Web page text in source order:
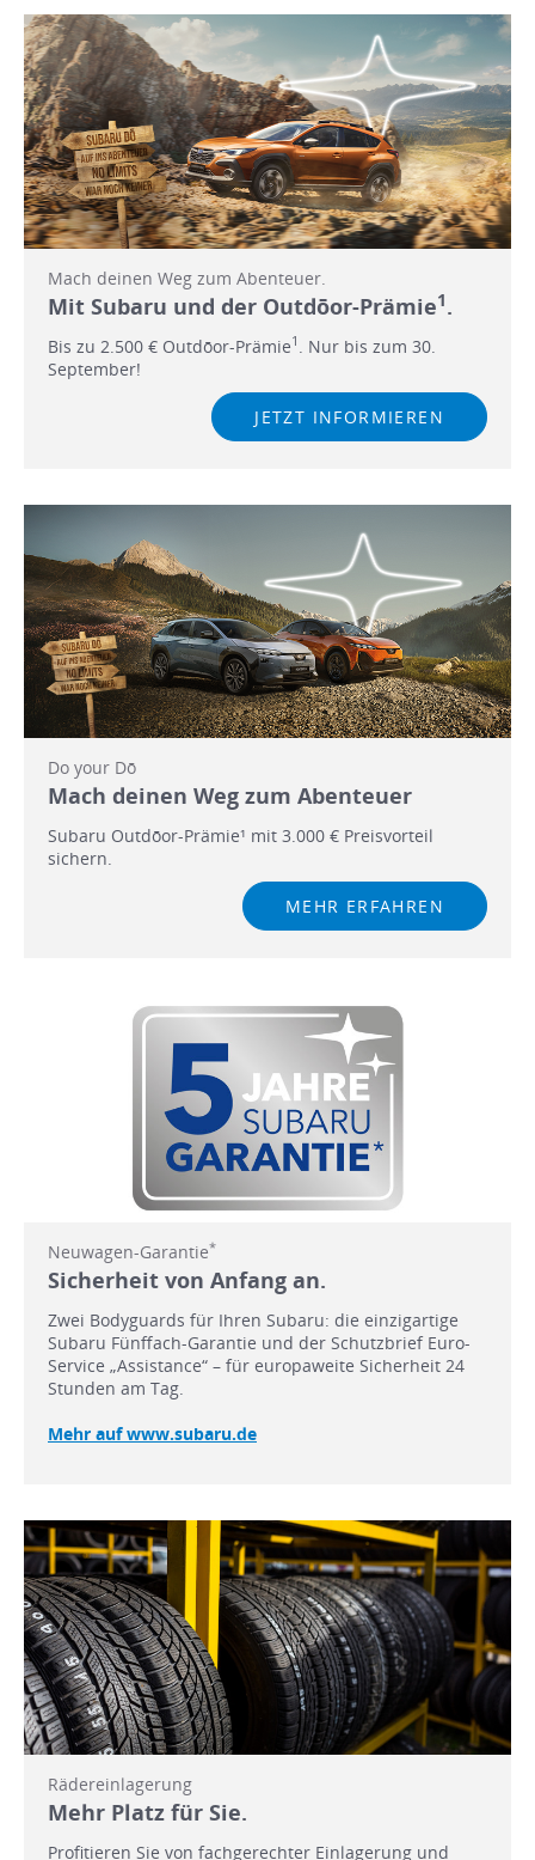
Mach deinen Weg zum Abenteuer.
Mit Subaru und der Outdōor-Prämie1.
Bis zu 2.500 € Outdōor-Prämie1
. Nur bis zum 30.
September!
JETZT INFORMIEREN
Do your Dō
Mach deinen Weg zum Abenteuer
Subaru Outdōor-Prämie¹ mit 3.000 € Preisvorteil
sichern.
MEHR ERFAHREN
Neuwagen-Garantie*
Sicherheit von Anfang an.
Zwei Bodyguards für Ihren Subaru: die einzigartige
Subaru Fünffach-Garantie und der Schutzbrief Euro-
Service „Assistance“ – für europaweite Sicherheit 24
Stunden am Tag.
Mehr auf www.subaru.de
Rädereinlagerung
Mehr Platz für Sie.
Profitieren Sie von fachgerechter Einlagerung und